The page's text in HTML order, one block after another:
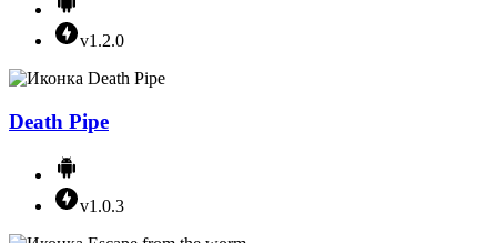
v1.2.0
Death Pipe
v1.0.3